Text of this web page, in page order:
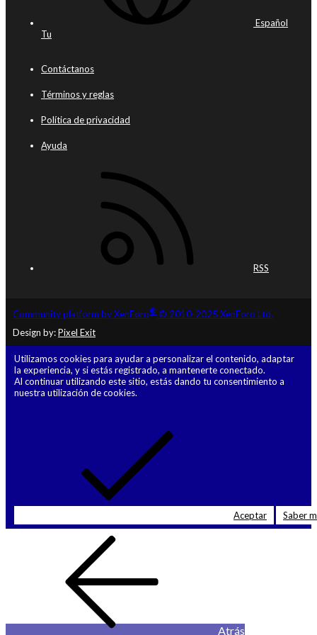
Español
Tu
Contáctanos
Términos y reglas
Política de privacidad
Ayuda
RSS
Community platform by XenForo® © 2010-2025 XenForo Ltd.
Design by:Pixel Exit
Utilizamos cookies para ayudar a personalizar el contenido, adaptar
la experiencia, y si estás registrado, a mantenerte conectado.
Al continuar utilizando este sitio, estás dando tu consentimiento a
nuestra utilización de cookies.
Aceptar Saber
Atrás